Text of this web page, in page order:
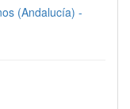
(Andalucía) -